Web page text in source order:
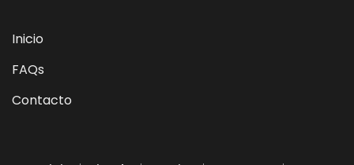
Inicio
FAQs
Contacto